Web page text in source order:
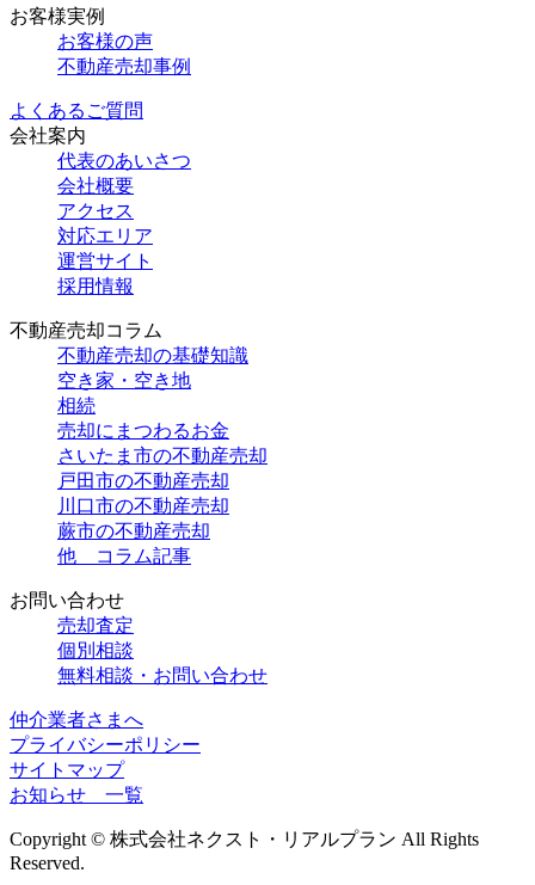
お客様実例
お客様の声
不動産売却事例
よくあるご質問
会社案内
代表のあいさつ
会社概要
アクセス
対応エリア
運営サイト
採用情報
不動産売却コラム
不動産売却の基礎知識
空き家・空き地
相続
売却にまつわるお金
さいたま市の不動産売却
戸田市の不動産売却
川口市の不動産売却
蕨市の不動産売却
他 コラム記事
お問い合わせ
売却査定
個別相談
無料相談・お問い合わせ
仲介業者さまへ
プライバシーポリシー
サイトマップ
お知らせ 一覧
Copyright © 株式会社ネクスト・リアルプラン All Rights
Reserved.